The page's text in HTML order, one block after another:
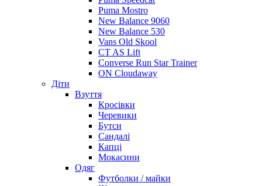
Puma Mostro
New Balance 9060
New Balance 530
Vans Old Skool
CT AS Lift
Converse Run Star Trainer
ON Cloudaway
Діти
Взуття
Кросівки
Черевики
Бутси
Сандалі
Капці
Мокасини
Одяг
Футболки / майки